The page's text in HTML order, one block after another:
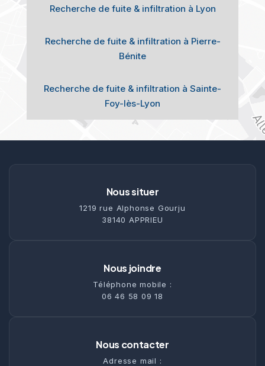
Recherche de fuite & infiltration à Lyon
Recherche de fuite & infiltration à Pierre-
Bénite
Recherche de fuite & infiltration à Sainte-
Foy-lès-Lyon
Nous situer
1219 rue Alphonse Gourju
38140 APPRIEU
Nous joindre
Téléphone mobile :
06 46 58 09 18
Nous contacter
Adresse mail :